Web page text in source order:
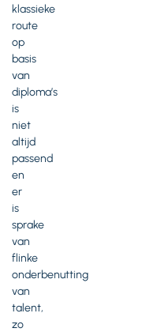
klassieke
route
op
basis
van
diploma’s
is
niet
altijd
passend
en
er
is
sprake
van
flinke
onderbenutting
van
talent,
zo